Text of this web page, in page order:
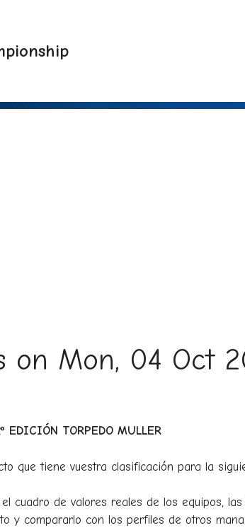
on Mon, 04 Oct
EDICIÓN TORPEDO MULLER
que tiene vuestra clasificación para la
cuadro de valores reales de los equipos,
y compararlo con los perfiles de otros